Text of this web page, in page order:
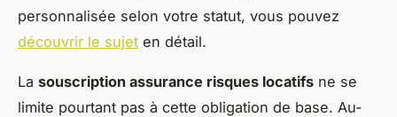
personnalisée selon votre statut, vous pouvez
découvrir le sujet en détail.
La souscription assurance risques locatifs ne se
limite pourtant pas à cette obligation de base. Au-